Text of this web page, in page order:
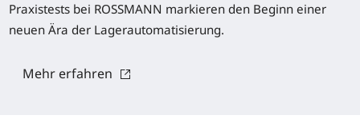
Praxistests bei ROSSMANN markieren den Beginn einer
neuen Ära der Lagerautomatisierung.
Mehr erfahren